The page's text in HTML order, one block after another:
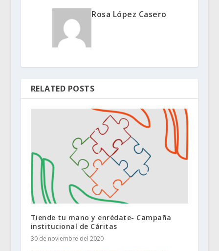
Rosa López Casero
RELATED POSTS
Tiende tu mano y enrédate- Campaña
institucional de Cáritas
30 de noviembre del 2020